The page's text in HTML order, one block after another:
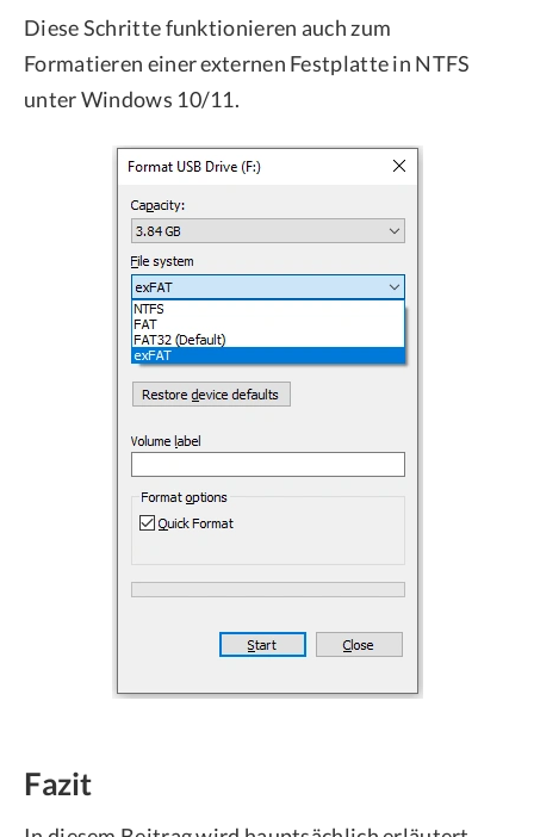
Diese Schritte funktionieren auch zum
Formatieren einer externen Festplatte in NTFS
unter Windows 10/11.
Fazit